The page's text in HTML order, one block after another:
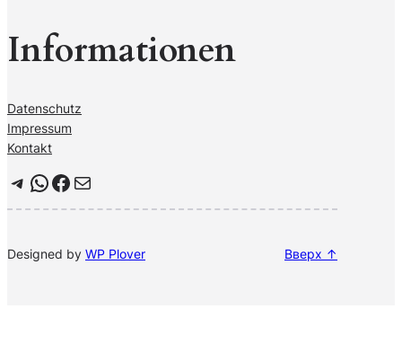
Informationen
Datenschutz
Impressum
Kontakt
Telegram WhatsApp Facebook Почта
Designed by WP Plover Вверх ↑